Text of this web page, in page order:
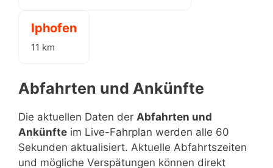
Iphofen
11 km
Abfahrten und Ankünfte
Die aktuellen Daten der Abfahrten und
Ankünfte im Live-Fahrplan werden alle 60
Sekunden aktualisiert. Aktuelle Abfahrtszeiten
und mögliche Verspätungen können direkt